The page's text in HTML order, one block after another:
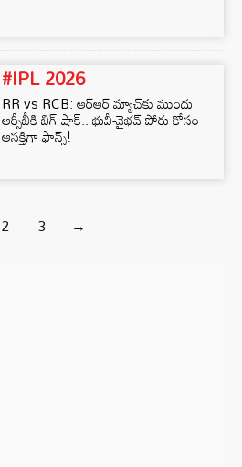
#IPL 2026
RR vs RCB: ఆర్ఆర్ మ్యాచ్‌కు ముందు
ఆర్సీబీకి బిగ్ షాక్.. భువీ-వైభవ్ పోరు కోసం
ఆసక్తిగా ఫాన్స్!
2 3 →